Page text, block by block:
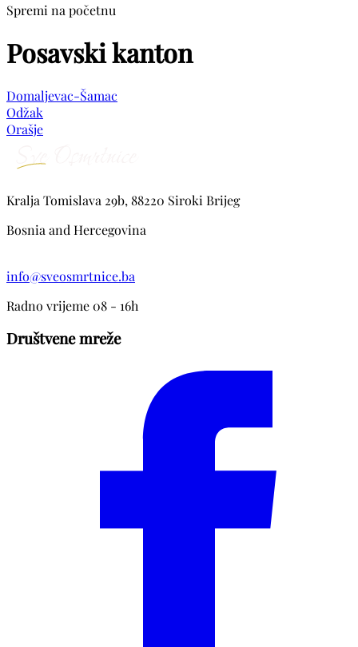
Spremi na početnu
Posavski kanton
Domaljevac-Šamac
Odžak
Orašje
Kralja Tomislava 29b, 88220 Siroki Brijeg
Bosnia and Hercegovina
info@sveosmrtnice.ba
Radno vrijeme 08 - 16h
Društvene mreže